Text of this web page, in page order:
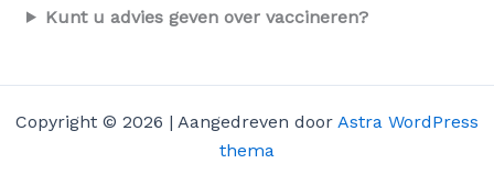
Kunt u advies geven over vaccineren?
Copyright © 2026 | Aangedreven door Astra WordPress
thema